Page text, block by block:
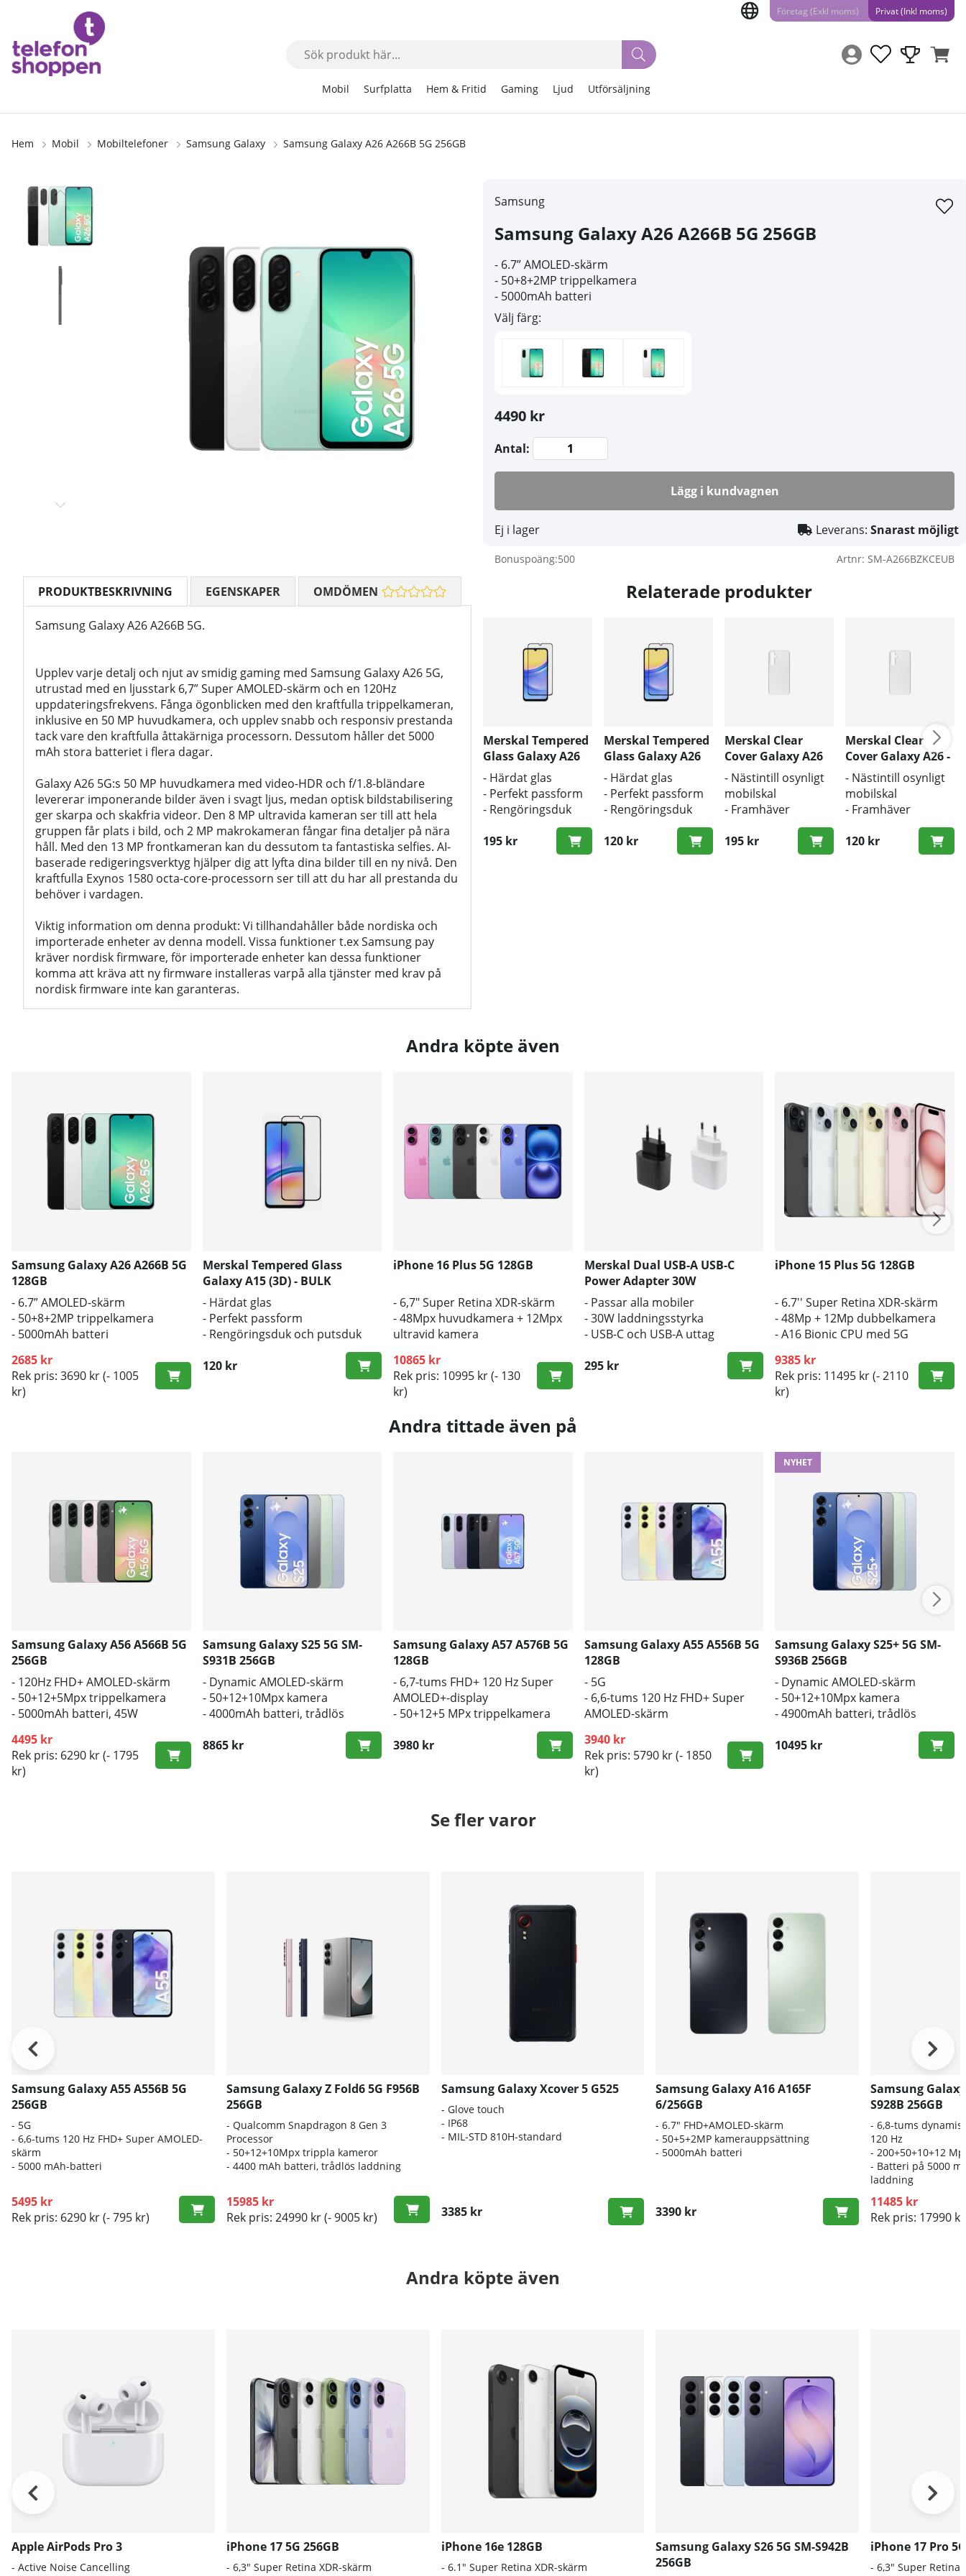
Företag (Exkl moms) Privat (Inkl moms)
Mobil Surfplatta Hem & Fritid Gaming Ljud Utförsäljning
Hem Mobil Mobiltelefoner Samsung Galaxy Samsung Galaxy A26 A266B 5G 256GB
Produktbilder
Samsung
Samsung Galaxy A26 A266B 5G 256GB
- 6.7” AMOLED-skärm
- 50+8+2MP trippelkamera
- 5000mAh batteri
Välj färg:
4490 kr
Antal:
Lägg i kundvagnen
Ej i lager Leverans: Snarast möjligt
Bonuspoäng:500 Artnr: SM-A266BZKCEUB
PRODUKTBESKRIVNING
Samsung Galaxy A26 A266B 5G.
Upplev varje detalj och njut av smidig gaming med Samsung Galaxy A26 5G,
utrustad med en ljusstark 6,7” Super AMOLED-skärm och en 120Hz
uppdateringsfrekvens. Fånga ögonblicken med den kraftfulla trippelkameran,
inklusive en 50 MP huvudkamera, och upplev snabb och responsiv prestanda
tack vare den kraftfulla åttakärniga processorn. Dessutom håller det 5000
mAh stora batteriet i flera dagar.
Galaxy A26 5G:s 50 MP huvudkamera med video-HDR och f/1.8-bländare
levererar imponerande bilder även i svagt ljus, medan optisk bildstabilisering
ger skarpa och skakfria videor. Den 8 MP ultravida kameran ser till att hela
gruppen får plats i bild, och 2 MP makrokameran fångar fina detaljer på nära
håll. Med den 13 MP frontkameran kan du dessutom ta fantastiska selfies. AI-
baserade redigeringsverktyg hjälper dig att lyfta dina bilder till en ny nivå. Den
kraftfulla Exynos 1580 octa-core-processorn ser till att du har all prestanda du
behöver i vardagen.
Viktig information om denna produkt: Vi tillhandahåller både nordiska och
importerade enheter av denna modell. Vissa funktioner t.ex Samsung pay
kräver nordisk firmware, för importerade enheter kan dessa funktioner
komma att kräva att ny firmware installeras varpå alla tjänster med krav på
nordisk firmware inte kan garanteras.
EGENSKAPER OMDÖMEN Relaterade produkter
Merskal Tempered
Glass Galaxy A26
(3D)
- Härdat glas
- Perfekt passform
- Rengöringsduk
inkluderad
195 kr
Merskal Tempered
Glass Galaxy A26
(3D) - BULK
- Härdat glas
- Perfekt passform
- Rengöringsduk
inkluderad
120 kr
Merskal Clear
Cover Galaxy A26
- Nästintill osynligt
mobilskal
- Framhäver
originaldesign
- Bra skydd mot
195 kr
Merskal Clear
Cover Galaxy A26 -
BULK
- Nästintill osynligt
mobilskal
- Framhäver
originaldesign
- Bra skydd mot
120 kr
Andra köpte även
Samsung Galaxy A26 A266B 5G
128GB
- 6.7” AMOLED-skärm
- 50+8+2MP trippelkamera
- 5000mAh batteri
2685 kr
Rek pris: 3690 kr(- 1005
kr)
Merskal Tempered Glass
Galaxy A15 (3D) - BULK
- Härdat glas
- Perfekt passform
- Rengöringsduk och putsduk
120 kr
iPhone 16 Plus 5G 128GB
- 6,7" Super Retina XDR-skärm
- 48Mpx huvudkamera + 12Mpx
ultravid kamera
10865 kr
Rek pris: 10995 kr(- 130
kr)
Merskal Dual USB-A USB-C
Power Adapter 30W
- Passar alla mobiler
- 30W laddningsstyrka
- USB-C och USB-A uttag
295 kr
iPhone 15 Plus 5G 128GB
- 6.7'' Super Retina XDR-skärm
- 48Mp + 12Mp dubbelkamera
- A16 Bionic CPU med 5G
9385 kr
Rek pris: 11495 kr(- 2110
kr)
Andra tittade även på
Samsung Galaxy A56 A566B 5G
256GB
- 120Hz FHD+ AMOLED-skärm
- 50+12+5Mpx trippelkamera
- 5000mAh batteri, 45W
4495 kr
Rek pris: 6290 kr(- 1795
kr)
Samsung Galaxy S25 5G SM-
S931B 256GB
- Dynamic AMOLED-skärm
- 50+12+10Mpx kamera
- 4000mAh batteri, trådlös
8865 kr
Samsung Galaxy A57 A576B 5G
128GB
- 6,7-tums FHD+ 120 Hz Super
AMOLED+-display
- 50+12+5 MPx trippelkamera
snabbladdning
3980 kr
Samsung Galaxy A55 A556B 5G
128GB
- 5G
- 6,6-tums 120 Hz FHD+ Super
AMOLED-skärm
3940 kr
Rek pris: 5790 kr(- 1850
kr)
NYHET
Samsung Galaxy S25+ 5G SM-
S936B 256GB
- Dynamic AMOLED-skärm
- 50+12+10Mpx kamera
- 4900mAh batteri, trådlös
10495 kr
Se fler varor
Samsung Galaxy A55 A556B 5G
256GB
- 5G
- 6,6-tums 120 Hz FHD+ Super AMOLED-
skärm
- 5000 mAh-batteri
5495 kr
Rek pris: 6290 kr(- 795 kr)
Samsung Galaxy Z Fold6 5G F956B
256GB
- Qualcomm Snapdragon 8 Gen 3
Processor
- 50+12+10Mpx trippla kameror
- 4400 mAh batteri, trådlös laddning
15985 kr
Rek pris: 24990 kr(- 9005 kr)
Samsung Galaxy Xcover 5 G525
- Glove touch
- IP68
- MIL-STD 810H-standard
3385 kr
Samsung Galaxy A16 A165F
6/256GB
- 6.7" FHD+AMOLED-skärm
- 50+5+2MP kamerauppsättning
- 5000mAh batteri
3390 kr
Samsung
S928B 256GB
- 6,8-tums
120 Hz
- 200+50+10+12
- Batteri på 5000
laddning
11485 kr
Rek pris: 17990 kr
Andra köpte även
Apple AirPods Pro 3
- Active Noise Cancelling
iPhone 17 5G 256GB
- 6,3" Super Retina XDR-skärm
iPhone 16e 128GB
- 6.1″ Super Retina XDR-skärm
Samsung Galaxy S26 5G SM-S942B
256GB
iPhone 17 Pro
- 6,3" Super Retina